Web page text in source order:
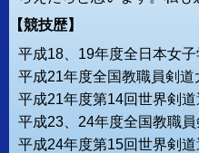
【競技歴】
平成18、19年度全日本女
平成21年度全国教職員剣
平成21年度第14回世界剣
平成23、24年度全国教職
平成24年度第15回世界剣